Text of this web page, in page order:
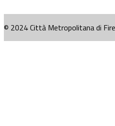
© 2024 Città Metropolitana di